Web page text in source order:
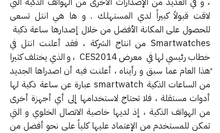
قبولاً كبيراً لدي المستهلك . و ها هي انتل تسعى
على المكانة الأفضل من خلال إصدارها ساعة ذكية
Smartwatches من انتاج الشركة ، فقد أعلنت انتل في
خطاب رئيسي لها في معرض CES2014 ، و الذي يختلف كثيرا
العام عما سبق و رأيناه ، أعلنت فيه أن اصدراها الجديد
من الساعات الذكية smartwatch عبارة عن ساعة ذكية لها
مستقلة ، فلا تحتاج لاستخدامها إلى أي أجهزة أخرى
الهواتف الذكية ، إذ لديها خاصية الاتصال الخلوي و التي
للمستخدم من الإعتماد عليها كلياً على نحو أفضل من